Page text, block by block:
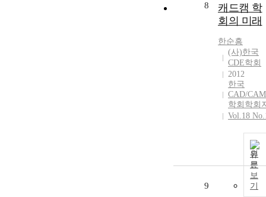
8
캐드캠 학
회의 미래
한순흥
(사)한국
CDE학회
2012
한국
CAD/CAM
학회학회
Vol.18
원
문
보
기
9